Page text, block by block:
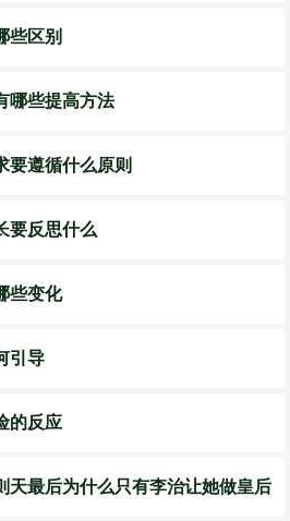
些区别
哪些提高方法
要遵循什么原则
要反思什么
些变化
引导
的反应
天最后为什么只有李治让她做皇后